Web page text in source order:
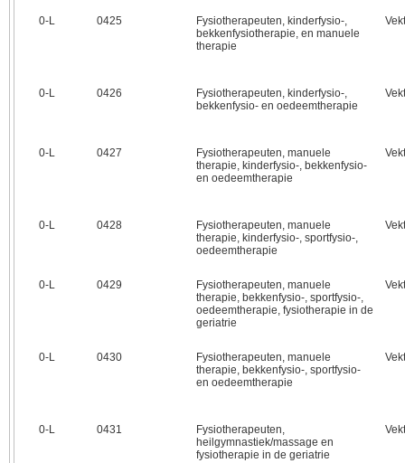
0‑L 0425
Fysiotherapeuten, kinderfysio-,
bekkenfysiotherapie, en manuele
therapie
0‑L 0426
Fysiotherapeuten, kinderfysio-,
bekkenfysio- en oedeemtherapie
0‑L 0427
Fysiotherapeuten, manuele
therapie, kinderfysio-, bekkenfysio-
en oedeemtherapie
0‑L 0428
Fysiotherapeuten, manuele
therapie, kinderfysio-, sportfysio-,
oedeemtherapie
0‑L 0429
Fysiotherapeuten, manuele
therapie, bekkenfysio-, sportfysio-,
oedeemtherapie, fysiotherapie in de
geriatrie
0‑L 0430
Fysiotherapeuten, manuele
therapie, bekkenfysio-, sportfysio-
en oedeemtherapie
0‑L 0431
Fysiotherapeuten,
heilgymnastiek/massage en
fysiotherapie in de geriatrie